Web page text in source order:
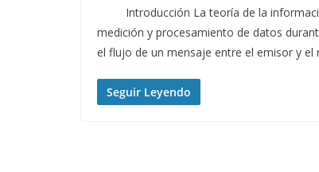
Introducción La teoría de la
medición y procesamiento de datos
el flujo de un mensaje entre el emisor y
Seguir Leyendo